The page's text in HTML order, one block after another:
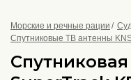
Морские и речные рации
Спутниковые ТВ антенны